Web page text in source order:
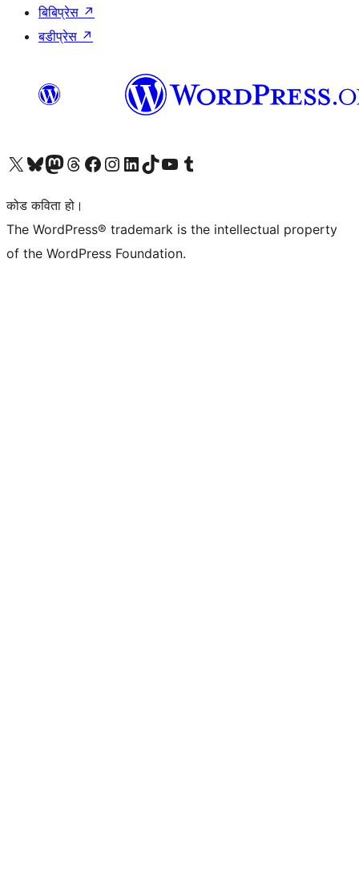
बिबिप्रेस ↗
बडीप्रेस ↗
हाम्रो X (पहिले ट्विटर) खातामा जानुहोस्
हाम्रो Bluesky खाता भ्रमण गर्नुहोस्
हाम्रो म्यास्टोडन खाता भ्रमण गर्नुहोस्
हाम्रो थ्रेड्स खातामा जानुहोस्
हाम्रो फेसबुक पेजमा जानुहोस्
हाम्रो इन्स्टाग्राम खातामा जानुहोस्
हाम्रो लिङ्क्डइन खातामा जानुहोस्
हाम्रो TikTok खाता भ्रमण गर्नुहोस्
हाम्रो युट्युब च्यानलमा जानुहोस्
हाम्रो टम्बलर खाता भ्रमण गर्नुहोस्
कोड कविता हो।
The WordPress® trademark is the intellectual property
of the WordPress Foundation.